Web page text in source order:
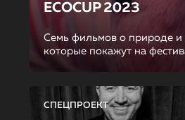
ECOCUP 2023
Семь фильмов о природе и
которые покажут на
СПЕЦПРОЕКТ